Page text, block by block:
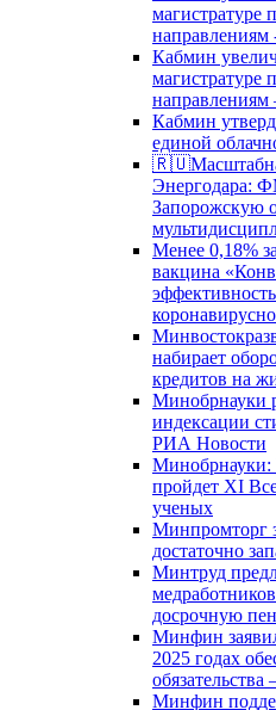
магистратуре
Кабмин
магистратуре
Кабмин
единой
Энергодара:
Запорожскую
Менее 0,18%
вакцина
набирает
кредитов на
Минобрнауки
индексации
РИА Новости
пройдет XI
ученых
Минпромторг
достаточно
Минтруд
досрочную
Минфин
2025 годах
Минфин